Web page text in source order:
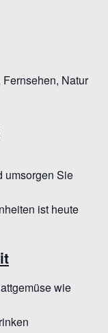
Natur
umsorgen Sie
ist heute
wie